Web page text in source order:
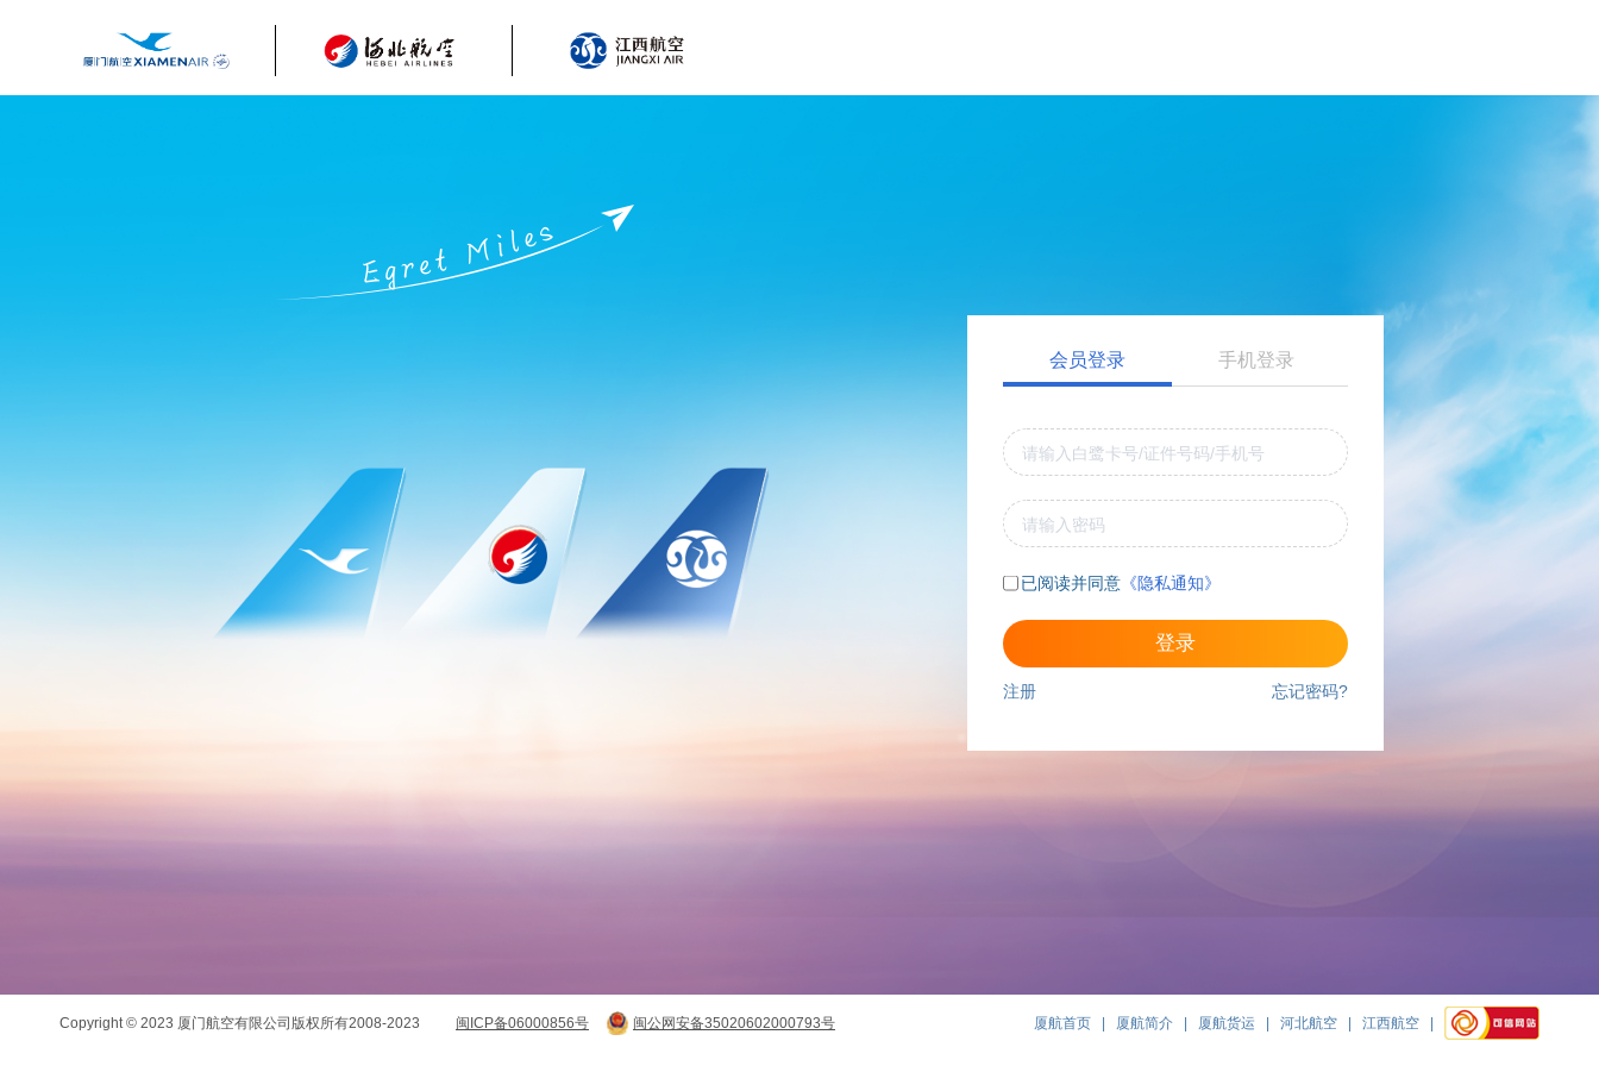
会员登录 手机登录
已阅读并同意 《隐私通知》
登录
注册 忘记密码?
Copyright © 2023 厦门航空有限公司版权所有2008-2023 闽ICP备06000856号 闽公网安备35020602000793号 江西航空
河北航空
厦航货运
厦航简介
厦航首页